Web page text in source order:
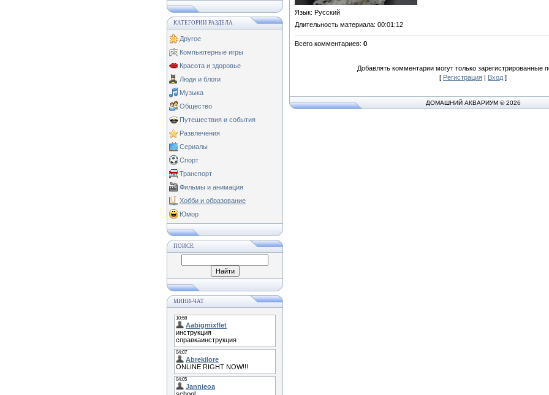
КАТЕГОРИИ РАЗДЕЛА
Другое
Компьютерные игры
Красота и здоровье
Люди и блоги
Музыка
Общество
Путешествия и события
Развлечения
Сериалы
Спорт
Транспорт
Фильмы и анимация
Хобби и образование
Юмор
ПОИСК
МИНИ-ЧАТ
Язык: Русский
Длительность материала: 00:01:12
Всего комментариев: 0
Добавлять комментарии могут только зарегистрированные
[ Регистрация | Вход ]
ДОМАШНИЙ АКВАРИУМ © 2026